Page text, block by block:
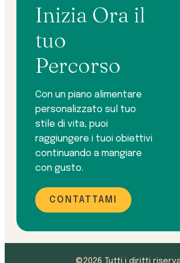
Inizia Ora il
tuo
Percorso
Con un piano alimentare
personalizzato sul tuo
stile di vita, puoi
raggiungere i tuoi obiettivi
continuando a mangiare
con gusto.
CONTATTAMI